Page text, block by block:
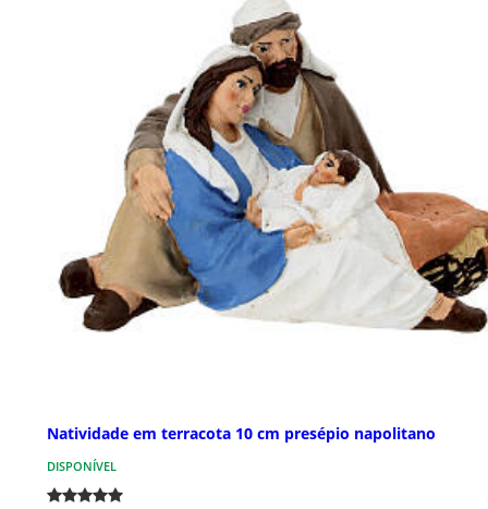
Natividade em terracota 10 cm presépio napolitano
DISPONÍVEL